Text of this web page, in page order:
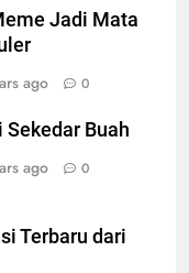
Jadi Mata
ago 0
Buah
ago 0
Terbaru dari